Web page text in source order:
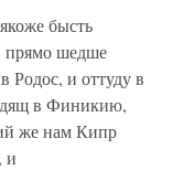
бысть
прямо шедше
Родос, и оттуду в
в Финикию,
же нам Кипр
и